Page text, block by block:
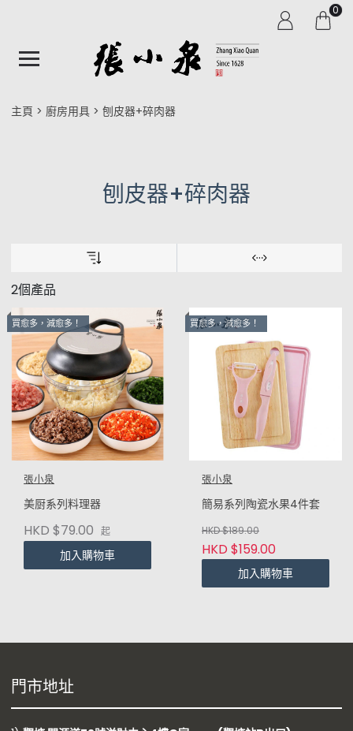
0
主頁 廚房用具 刨皮器+碎肉器
刨皮器+碎肉器
2個產品
買愈多，減愈多！
張小泉
美厨系列料理器
HKD $79.00 起
加入購物車
買愈多，減愈多！
張小泉
簡易系列陶瓷水果4件套
HKD $189.00
HKD $159.00
加入購物車
門市地址